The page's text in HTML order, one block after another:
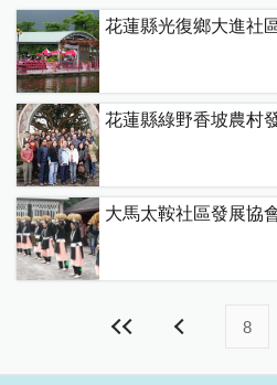
花蓮縣光復鄉大進社
花蓮縣綠野香坡農村
大馬太鞍社區發展協
8